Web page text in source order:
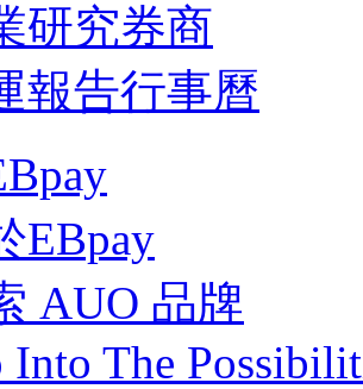
研究券商
報告行事曆
EBpay
AUO 品牌
Into The